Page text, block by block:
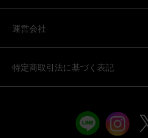
運営会社
特定商取引法に基づく表記